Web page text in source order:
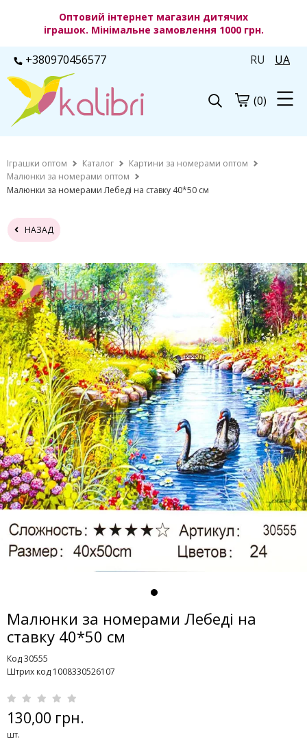
Оптовий інтернет магазин дитячих
іграшок. Мінімальне замовлення 1000 грн.
+380970456577 RU UA
(0)
Іграшки оптом Каталог
Картини за номерами оптом
Малюнки за номерами оптом
Малюнки за номерами Лебеді на ставку 40*50 см
НАЗАД
Малюнки за номерами Лебеді на
ставку 40*50 см
Код 30555
Штрих код 1008330526107
130,00 грн.
шт.